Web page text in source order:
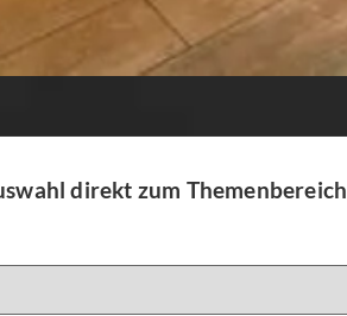
direkt zum Themenbereich